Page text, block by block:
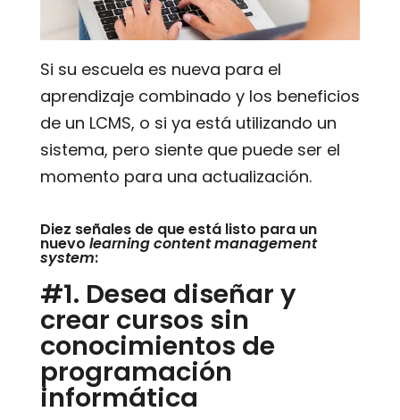
Si su escuela es nueva para el
aprendizaje combinado y los beneficios
de un LCMS, o si ya está utilizando un
sistema, pero siente que puede ser el
momento para una actualización.
Diez señales de que está listo para un
nuevo learning content management
system:
#1. Desea diseñar y
crear cursos sin
conocimientos de
programación
informática